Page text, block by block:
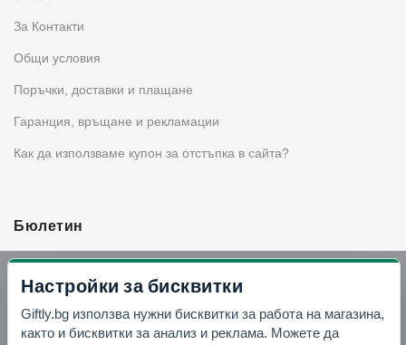
За Контакти
Общи условия
Поръчки, доставки и плащане
Гаранция, връщане и рекламации
Как да използваме купон за отстъпка в сайта?
Бюлетин
Отвори Telegram
Настройки за бисквитки
Giftly.bg използва нужни бисквитки за работа на магазина,
както и бисквитки за анализ и реклама. Можете да